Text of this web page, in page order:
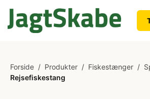
Forside / Produkter / Fiskestænger /
Rejsefiskestang